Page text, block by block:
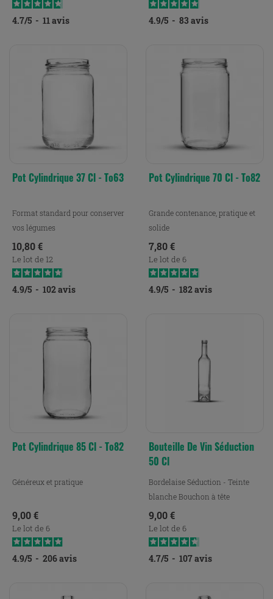
4.7/5 - 11avis 4.9/5 - 83 avis
Pot Cylindrique 37 Cl - To63
Format standard pour conserver
vos légumes
Prix
10,80 €
Le lot de 12
4.9/5 - 102avis
Pot Cylindrique 70 Cl - To82
Grande contenance, pratique et
solide
Prix
7,80 €
Le lot de 6
4.9/5 - 182avis
Pot Cylindrique 85 Cl - To82
Généreux et pratique
Prix
9,00 €
Le lot de 6
4.9/5 - 206avis
Bouteille De Vin Séduction
50 Cl
Bordelaise Séduction - Teinte
blanche Bouchon à tête
Prix
9,00 €
Le lot de 6
4.7/5 - 107avis